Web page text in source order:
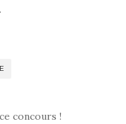
concours !